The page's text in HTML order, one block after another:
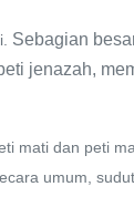
Sebagian
jenazah,
mati dan peti
umum,